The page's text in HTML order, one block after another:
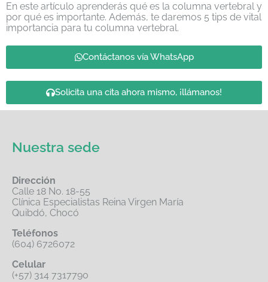
En este artículo aprenderás qué es la columna vertebral y
por qué es importante. Además, te daremos 5 tips de vital
importancia para tu columna vertebral.
Contáctanos vía WhatsApp
Solicita una cita ahora mismo, ¡llámanos!
Nuestra sede
Dirección
Calle 18 No. 18-55
Clínica Especialistas Reina Virgen María
Quibdó, Chocó
Teléfonos
(604) 6726072
Celular
(+57) 314 7317790